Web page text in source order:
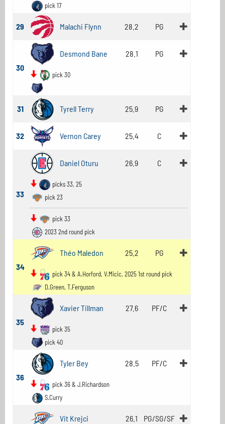
pick 17
29 Malachi Flynn 28.2 PG
30
Desmond Bane 28.1 PG
pick 30
31 Tyrell Terry 25.9 PG
32 Vernon Carey 25.4 C
33
Daniel Oturu 26.9 C
picks 33, 25
pick 23
pick 33
2023 2nd round pick
34
Théo Maledon 25.2 PG
pick 34 & A.Horford, V.Micic, 2025 1st round pick
D.Green, T.Ferguson
35
Xavier Tillman 27.6 PF/C
pick 35
pick 40
36
Tyler Bey 28.5 PF/C
pick 36 & J.Richardson
S.Curry
Vit Krejci 26.1 PG/SG/SF